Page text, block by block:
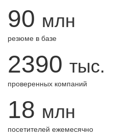
90 млн
резюме в базе
2390 тыс.
проверенных компаний
18 млн
посетителей ежемесячно